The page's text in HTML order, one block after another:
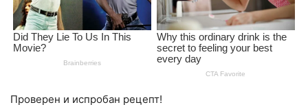
Проверен и испробан рецепт!